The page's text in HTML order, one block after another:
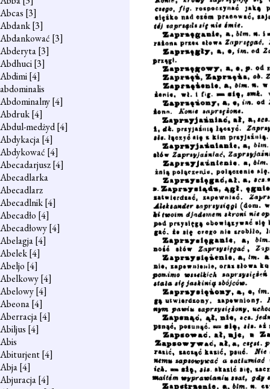
Abcas [3]
Abdank[3]
Abdankować [3]
Abderyta[3]
Abdhuci[3]
Abdimi[4]
abdominalis
Abdominalny[4]
Abdruk[4]
Abdul-medżyd[4]
Abdykacja[4]
Abdykować [4]
Abecadarjusz[4]
Abecadlarka
Abecadlarz
Abecadlnik[4]
Abecadło [4]
Abecadłowy[4]
Abelagja[4]
Abelek[4]
Abeljo [4]
Abelkowy[4]
Abelowy[4]
Abeona[4]
Aberracja[4]
Abiljus [4]
Abis
Abiturjent[4]
Abja[4]
Abjuracja[4]